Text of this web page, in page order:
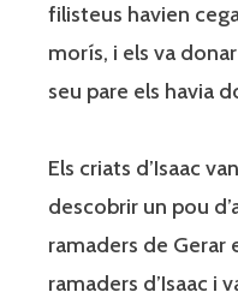
filisteus havien
morís, i els va
seu pare els havia
Els criats d’Isaac
descobrir un pou
ramaders de Gerar
ramaders d’Isaac i